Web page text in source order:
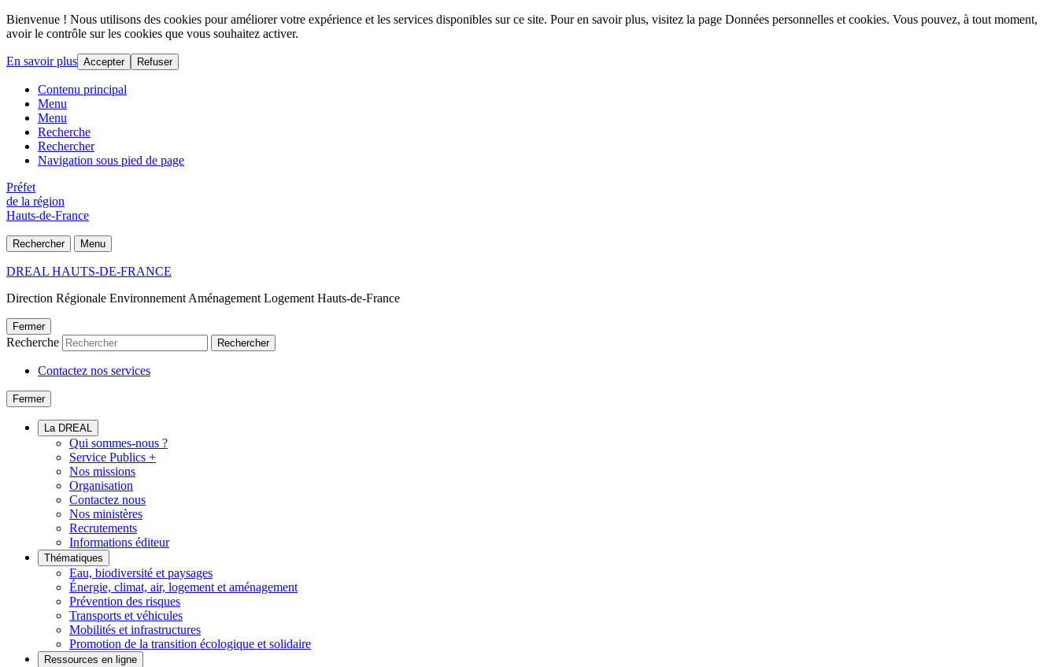
Bienvenue ! Nous utilisons des cookies pour améliorer votre expérience et les services disponibles sur ce site. Pour en savoir plus, visitez la page Données personnelles et cookies. Vous pouvez, à tout moment,
avoir le contrôle sur les cookies que vous souhaitez activer.
En savoir plus Accepter Refuser
Contenu principal
Menu
Menu
Recherche
Rechercher
Navigation sous pied de page
Préfet
de la région
Hauts-de-France
Rechercher Menu
DREAL HAUTS-DE-FRANCE
Direction Régionale Environnement Aménagement Logement Hauts-de-France
Fermer
Recherche Rechercher
Contactez nos services
Fermer
La DREAL
Qui sommes-nous ?
Service Publics +
Nos missions
Organisation
Contactez nous
Nos ministères
Recrutements
Informations éditeur
Thématiques
Eau, biodiversité et paysages
Énergie, climat, air, logement et aménagement
Prévention des risques
Transports et véhicules
Mobilités et infrastructures
Promotion de la transition écologique et solidaire
Ressources en ligne